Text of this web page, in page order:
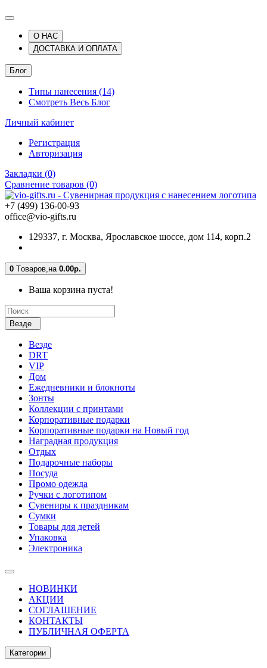
О НАС
ДОСТАВКА И ОПЛАТА
Блог
Типы нанесения (14)
Смотреть Весь Блог
Личный кабинет
Регистрация
Авторизация
Закладки (0)
Сравнение товаров (0)
+7 (499) 136-00-93
office@vio-gifts.ru
129337, г. Москва, Ярославское шоссе, дом 114, корп.2
0 Tоваров,на 0.00р.
Ваша корзина пуста!
Везде
Везде
DRT
VIP
Дом
Ежедневники и блокноты
Зонты
Коллекции с принтами
Корпоративные подарки
Корпоративные подарки на Новый год
Наградная продукция
Отдых
Подарочные наборы
Посуда
Промо одежда
Ручки с логотипом
Сувениры к праздникам
Сумки
Товары для детей
Упаковка
Электроника
НОВИНКИ
АКЦИИ
СОГЛАШЕНИЕ
КОНТАКТЫ
ПУБЛИЧНАЯ ОФЕРТА
Категории